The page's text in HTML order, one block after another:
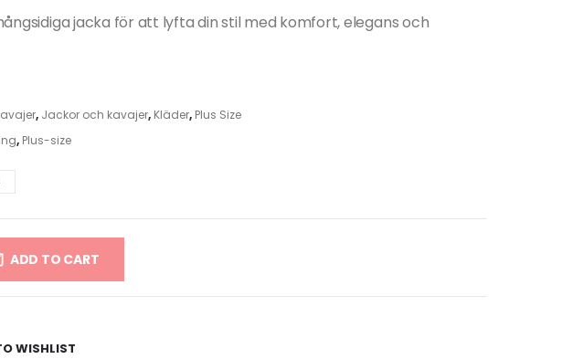
jacka för att lyfta din stil med komfort, elegans och
, Jackor och kavajer, Kläder, Plus Size
, Plus-size
ADD TO CART
WISHLIST